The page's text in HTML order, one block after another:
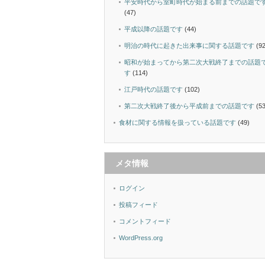
平安時代から室町時代が始まる前までの話題で
(47)
平成以降の話題です (44)
明治の時代に起きた出来事に関する話題です
昭和が始まってから第二次大戦終了までの話題
す (114)
江戸時代の話題です (102)
第二次大戦終了後から平成前までの話題です
食材に関する情報を扱っている話題です (49)
メタ情報
ログイン
投稿フィード
コメントフィード
WordPress.org